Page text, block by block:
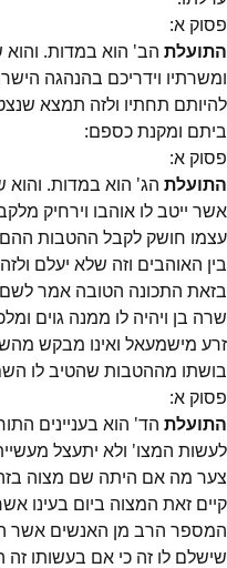
פסוק א:
התועלת הב' הוא במדות. והוא
ומשרתיו וידריכם בהנהגה
להיותם תחתיו ולזה תמצא
ביתם ומקנת כספם:
פסוק א:
התועלת הג' הוא במדות. והוא
אשר ייטב לו אוהבו וירחיק
עצמו חושק לקבל ההטבות
בין האוהבים וזה שלא יעלם
בזאת התכונה הטובה אמר
שרה בן ויהיה לו ממנה גוים
זרע מישמעאל ואינו מבקש
בושתו מההטבות שהטיב לו
פסוק א:
התועלת הד' הוא בעניינים
לעשות המצו' ולא יתעצל
צער מה אם היתה שם מצוה
קיים זאת המצוה ביום בעינו
המספר הרב מן האנשים אשר
שישלם לו זה כי אם בעשותו זה